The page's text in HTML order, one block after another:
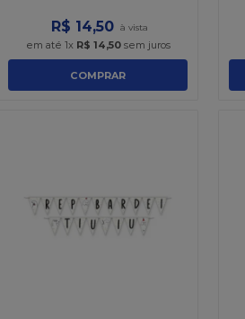
R$ 14,50
em até 1x R$ 14,50sem juros
COMPRAR